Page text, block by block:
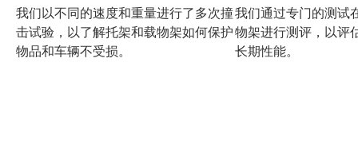
我们以不同的速度和重量进行了多次撞
击试验，以了解托架和载物架如何保护
物品和车辆不受损。
我们通过专门的测试
物架进行测评，以评
长期性能。